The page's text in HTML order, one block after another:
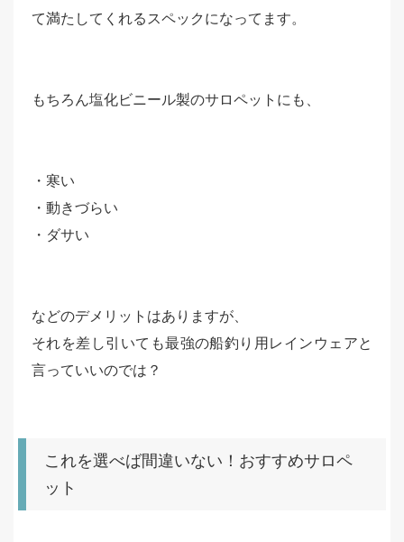
て満たしてくれるスペックになってます。
もちろん塩化ビニール製のサロペットにも、
・寒い
・動きづらい
・ダサい
などのデメリットはありますが、
それを差し引いても最強の船釣り用レインウェアと
言っていいのでは？
これを選べば間違いない！おすすめサロペ
ット